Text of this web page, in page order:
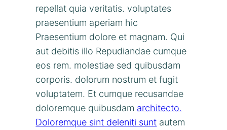
repellat quia veritatis. voluptates
praesentium aperiam hic
Praesentium dolore et magnam. Qui
aut debitis illo Repudiandae cumque
eos rem. molestiae sed quibusdam
corporis. dolorum nostrum et fugit
voluptatem. Et cumque recusandae
doloremque quibusdam architecto.
Doloremque sint deleniti sunt autem